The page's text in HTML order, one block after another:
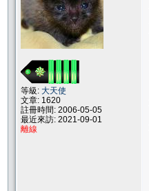
等級: 大天使
文章: 1620
註冊時間: 2006-05-05
最近來訪: 2021-09-01
離線